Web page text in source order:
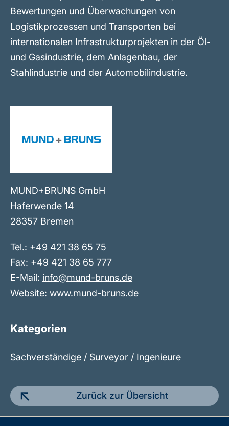
Bewertungen und Überwachungen von
Logistikprozessen und Transporten bei
internationalen Infrastrukturprojekten in der Öl-
und Gasindustrie, dem Anlagenbau, der
Stahlindustrie und der Automobilindustrie.
MUND+BRUNS GmbH
Haferwende 14
28357 Bremen
Tel.: +49 421 38 65 75
Fax: +49 421 38 65 777
E-Mail: info@mund-bruns.de
Website: www.mund-bruns.de
Kategorien
Sachverständige / Surveyor / Ingenieure
Zurück zur Übersicht